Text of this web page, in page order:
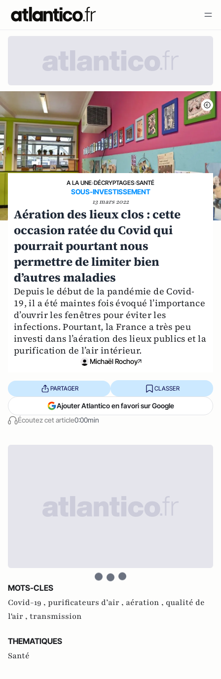
A LA UNE›DÉCRYPTAGES›SANTÉ
SOUS-INVESTISSEMENT
13 mars 2022
Aération des lieux clos : cette
occasion ratée du Covid qui
pourrait pourtant nous
permettre de limiter bien
d’autres maladies
Depuis le début de la pandémie de Covid-
19, il a été maintes fois évoqué l’importance
d’ouvrir les fenêtres pour éviter les
infections. Pourtant, la France a très peu
investi dans l’aération des lieux publics et la
purification de l’air intérieur.
Michaël Rochoy
Écoutez cet article0:00min
PARTAGER CLASSER
Ajouter Atlantico en favori sur Google
MOTS-CLES
Covid-19 , purificateurs d’air , aération , qualité de
l'air , transmission
THEMATIQUES
Santé